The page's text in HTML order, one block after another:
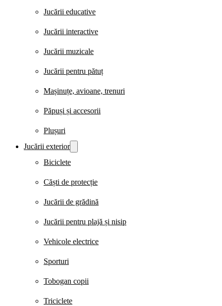
Jucării educative
Jucării interactive
Jucării muzicale
Jucării pentru pătuț
Mașinuțe, avioane, trenuri
Păpuși și accesorii
Plușuri
Jucării exterior
Biciclete
Căști de protecție
Jucării de grădină
Jucării pentru plajă și nisip
Vehicole electrice
Sporturi
Tobogan copii
Triciclete